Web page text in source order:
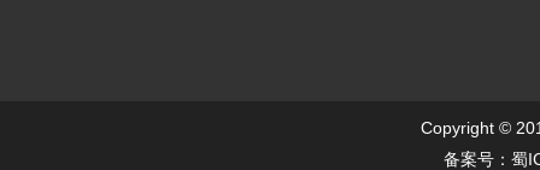
Copyright ©
备案号：蜀